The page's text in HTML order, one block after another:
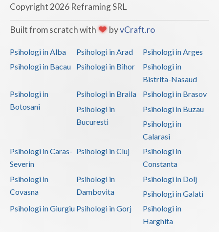
Copyright 2026 Reframing SRL
Built from scratch with byvCraft.ro
Psihologi in Alba Psihologi in Arad
Psihologi in Arges
Psihologi in Bacau
Psihologi in Bihor
Psihologi in
Bistrita-Nasaud
Psihologi in
Botosani
Psihologi in Braila
Psihologi in Brasov
Psihologi in
Bucuresti
Psihologi in Buzau
Psihologi in
Calarasi
Psihologi in Caras-
Severin
Psihologi in Cluj
Psihologi in
Constanta
Psihologi in
Covasna
Psihologi in
Dambovita
Psihologi in Dolj
Psihologi in Galati
Psihologi in Giurgiu Psihologi in Gorj
Psihologi in
Harghita